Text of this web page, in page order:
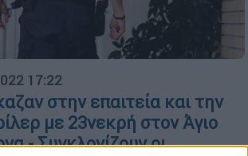
17:22
στην επαιτεία και την
με 23νεκρή στον Άγιο
- Συγκλονίζουν οι